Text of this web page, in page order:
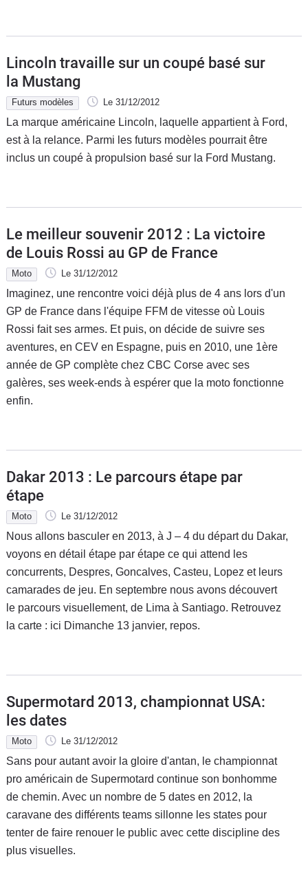
Lincoln travaille sur un coupé basé sur
la Mustang
Futurs modèles Le 31/12/2012
La marque américaine Lincoln, laquelle appartient à Ford,
est à la relance. Parmi les futurs modèles pourrait être
inclus un coupé à propulsion basé sur la Ford Mustang.
Le meilleur souvenir 2012 : La victoire
de Louis Rossi au GP de France
Moto Le 31/12/2012
Imaginez, une rencontre voici déjà plus de 4 ans lors d'un
GP de France dans l'équipe FFM de vitesse où Louis
Rossi fait ses armes. Et puis, on décide de suivre ses
aventures, en CEV en Espagne, puis en 2010, une 1ère
année de GP complète chez CBC Corse avec ses
galères, ses week-ends à espérer que la moto fonctionne
enfin.
Dakar 2013 : Le parcours étape par
étape
Moto Le 31/12/2012
Nous allons basculer en 2013, à J – 4 du départ du Dakar,
voyons en détail étape par étape ce qui attend les
concurrents, Despres, Goncalves, Casteu, Lopez et leurs
camarades de jeu. En septembre nous avons découvert
le parcours visuellement, de Lima à Santiago. Retrouvez
la carte : ici Dimanche 13 janvier, repos.
Supermotard 2013, championnat USA:
les dates
Moto Le 31/12/2012
Sans pour autant avoir la gloire d'antan, le championnat
pro américain de Supermotard continue son bonhomme
de chemin. Avec un nombre de 5 dates en 2012, la
caravane des différents teams sillonne les states pour
tenter de faire renouer le public avec cette discipline des
plus visuelles.